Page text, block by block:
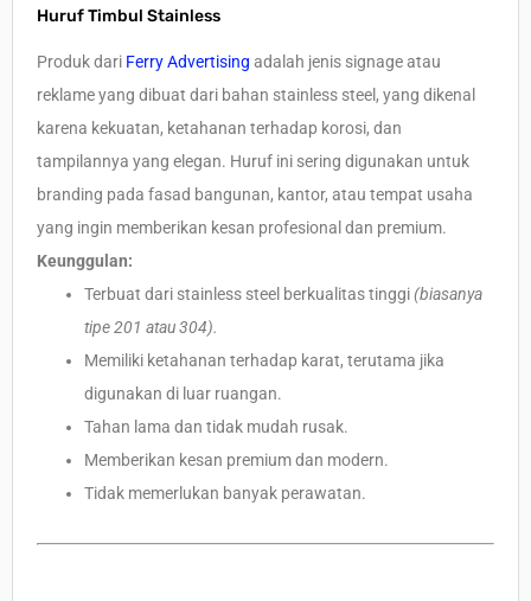
Huruf Timbul Stainless
Produk dari Ferry Advertising adalah jenis signage atau
reklame yang dibuat dari bahan stainless steel, yang dikenal
karena kekuatan, ketahanan terhadap korosi, dan
tampilannya yang elegan. Huruf ini sering digunakan untuk
branding pada fasad bangunan, kantor, atau tempat usaha
yang ingin memberikan kesan profesional dan premium.
Keunggulan:
Terbuat dari stainless steel berkualitas tinggi(biasanya
tipe 201 atau 304).
Memiliki ketahanan terhadap karat, terutama jika
digunakan di luar ruangan.
Tahan lama dan tidak mudah rusak.
Memberikan kesan premium dan modern.
Tidak memerlukan banyak perawatan.